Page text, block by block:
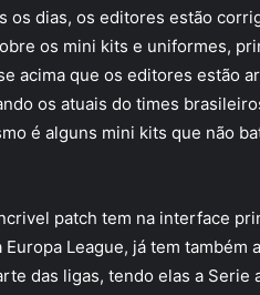
os dias, os editores estão
os mini kits e uniformes,
acima que os editores estão
os atuais do times
é alguns mini kits que não
patch tem na interface
League, já tem também
das ligas, tendo elas a Serie